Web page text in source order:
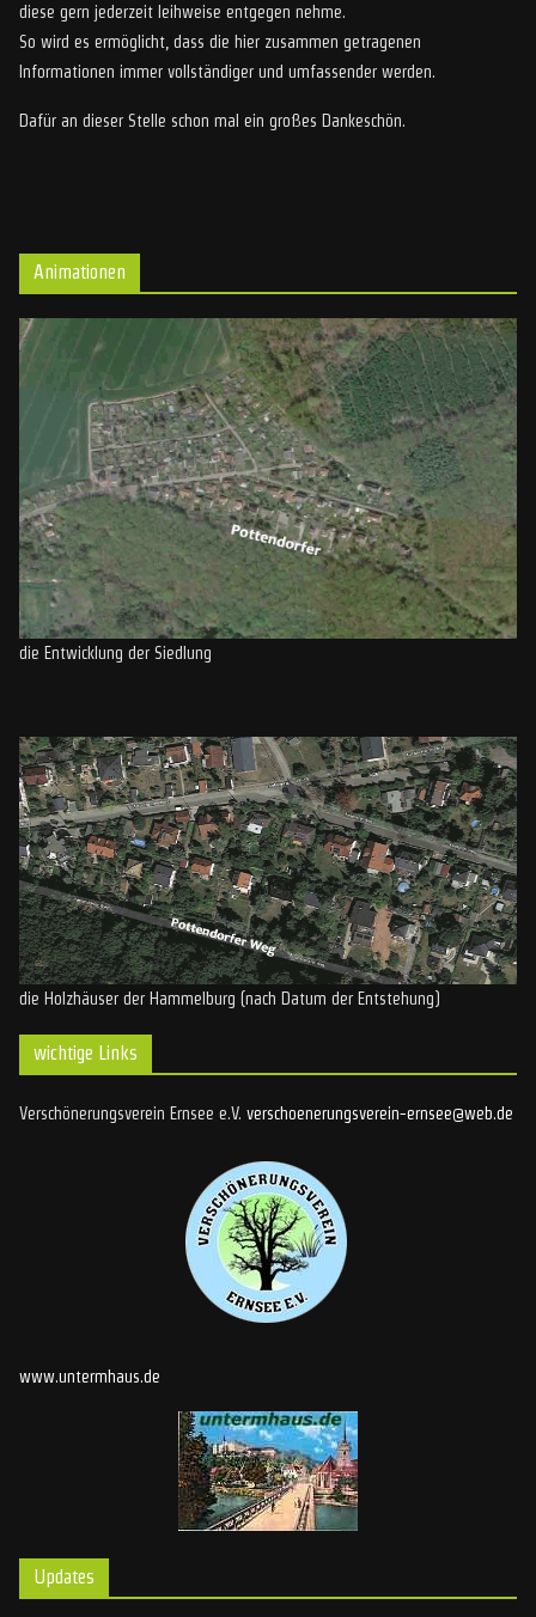
diese gern jederzeit leihweise entgegen nehme.
So wird es ermöglicht, dass die hier zusammen getragenen
Informationen immer vollständiger und umfassender werden.
Dafür an dieser Stelle schon mal ein großes Dankeschön.
Animationen
die Entwicklung der Siedlung
die Holzhäuser der Hammelburg (nach Datum der Entstehung)
wichtige Links
Verschönerungsverein Ernsee e.V. verschoenerungsverein-ernsee@web.de
www.untermhaus.de
Updates